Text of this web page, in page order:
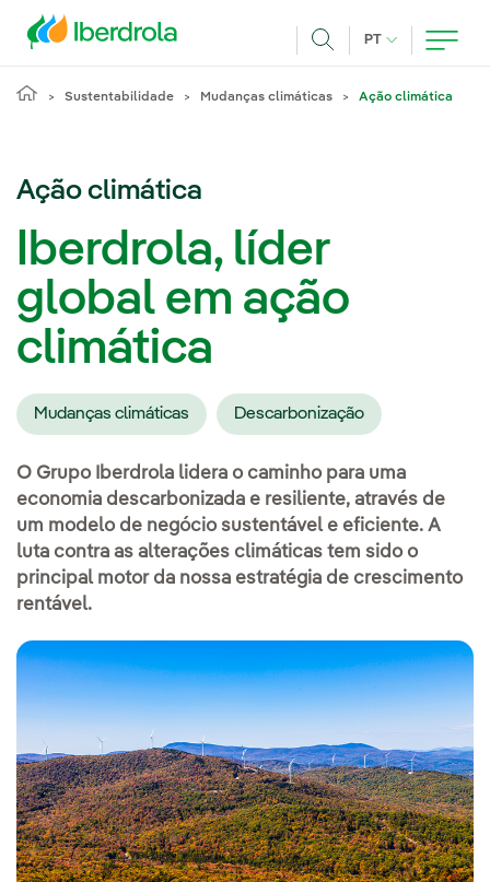
PT IDIOMA ATUAL,
Sustentabilidade Mudanças climáticas Ação climática
Ação climática
Iberdrola, líder
global em ação
climática
Mudanças climáticas Descarbonização
O Grupo Iberdrola lidera o caminho para uma
economia descarbonizada e resiliente, através de
um modelo de negócio sustentável e eficiente. A
luta contra as alterações climáticas tem sido o
principal motor da nossa estratégia de crescimento
rentável.